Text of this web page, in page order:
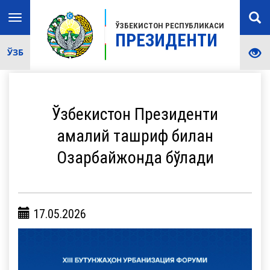
ЎЗБЕКИСТОН РЕСПУБЛИКАСИ
ПРЕЗИДЕНТИ
Toggle
navigation
ЎЗБ
Ўзбекистон Президенти
амалий ташриф билан
Озарбайжонда бўлади
17.05.2026